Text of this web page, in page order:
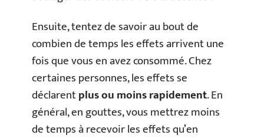
Ensuite, tentez de savoir au bout de
combien de temps les effets arrivent une
fois que vous en avez consommé. Chez
certaines personnes, les effets se
déclarentplus ou moins rapidement. En
général, en gouttes, vous mettrez moins
de temps à recevoir les effets qu’en